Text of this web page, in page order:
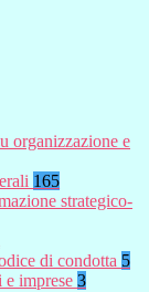
organizzazione e
165
strategico-
di condotta 5
imprese 3